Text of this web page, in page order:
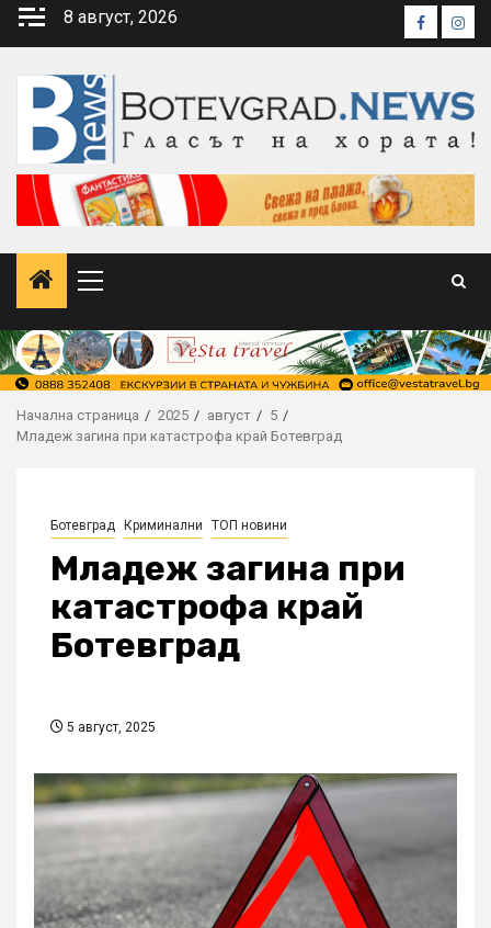
Skip
8 август, 2026 Facebook
Primary
Начална страница 2025 август
5
Младеж загина при катастрофа край Ботевград
Ботевград Криминални ТОП новини
Младеж загина при
катастрофа край
Ботевград
5 август, 2025